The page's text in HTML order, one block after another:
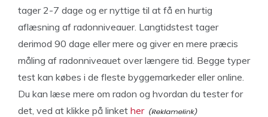
tager 2-7 dage og er nyttige til at få en hurtig
aflæsning af radonniveauer. Langtidstest tager
derimod 90 dage eller mere og giver en mere præcis
måling af radonniveauet over længere tid. Begge typer
test kan købes i de fleste byggemarkeder eller online.
Du kan læse mere om radon og hvordan du tester for
det, ved at klikke på linket her